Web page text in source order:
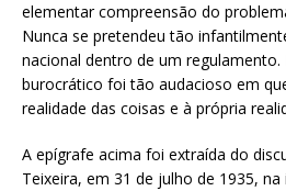
elementar compreensão do
Nunca se pretendeu tão
nacional dentro de um
burocrático foi tão audacioso em
realidade das coisas e à própria
A epígrafe acima foi extraída do
Teixeira, em 31 de julho de 1935,